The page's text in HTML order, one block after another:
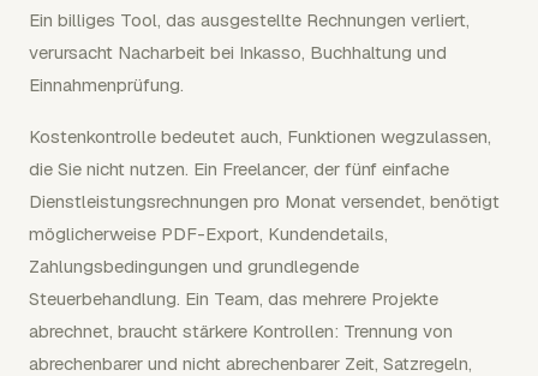
Ein billiges Tool, das ausgestellte Rechnungen verliert,
verursacht Nacharbeit bei Inkasso, Buchhaltung und
Einnahmenprüfung.
Kostenkontrolle bedeutet auch, Funktionen wegzulassen,
die Sie nicht nutzen. Ein Freelancer, der fünf einfache
Dienstleistungsrechnungen pro Monat versendet, benötigt
möglicherweise PDF-Export, Kundendetails,
Zahlungsbedingungen und grundlegende
Steuerbehandlung. Ein Team, das mehrere Projekte
abrechnet, braucht stärkere Kontrollen: Trennung von
abrechenbarer und nicht abrechenbarer Zeit, Satzregeln,